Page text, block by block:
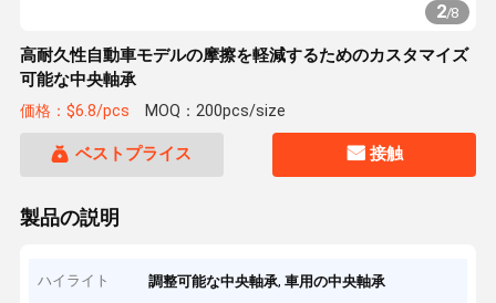
2/8
高耐久性自動車モデルの摩擦を軽減するためのカスタマイズ
可能な中央軸承
価格：$6.8/pcs MOQ：200pcs/size
ベストプライス 接触
製品の説明
ハイライト 調整可能な中央軸承,車用の中央軸承